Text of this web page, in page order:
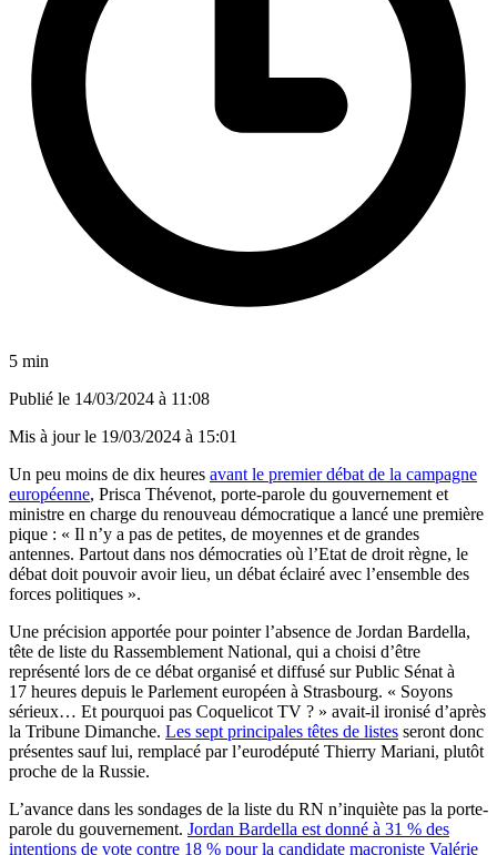
5 min
Publié le 14/03/2024 à 11:08
Mis à jour le 19/03/2024 à 15:01
Un peu moins de dix heures avant le premier débat de la campagne
européenne, Prisca Thévenot, porte-parole du gouvernement et
ministre en charge du renouveau démocratique a lancé une première
pique : « Il n’y a pas de petites, de moyennes et de grandes
antennes. Partout dans nos démocraties où l’Etat de droit règne, le
débat doit pouvoir avoir lieu, un débat éclairé avec l’ensemble des
forces politiques ».
Une précision apportée pour pointer l’absence de Jordan Bardella,
tête de liste du Rassemblement National, qui a choisi d’être
représenté lors de ce débat organisé et diffusé sur Public Sénat à
17 heures depuis le Parlement européen à Strasbourg. « Soyons
sérieux… Et pourquoi pas Coquelicot TV ? » avait-il ironisé d’après
la Tribune Dimanche. Les sept principales têtes de listes seront donc
présentes sauf lui, remplacé par l’eurodéputé Thierry Mariani, plutôt
proche de la Russie.
L’avance dans les sondages de la liste du RN n’inquiète pas la porte-
parole du gouvernement. Jordan Bardella est donné à 31 % des
intentions de vote contre 18 % pour la candidate macroniste Valérie